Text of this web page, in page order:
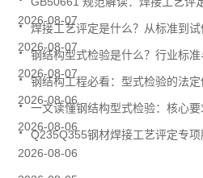
2026-08-07
2026-08-07
焊接工艺评定是什么？从标准到
.
2026-08-07
钢结构型式检验是什么？行业标
.
2026-08-06
钢结构工程必看：型式检验的法
.
2026-08-06
一文读懂钢结构型式检验：核心
.
2026-08-06
Q235Q355钢材焊接工艺评定专
.